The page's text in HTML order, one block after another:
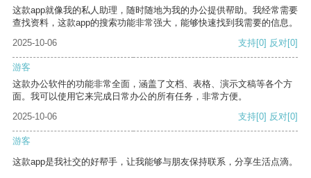
这款app就像我的私人助理，随时随地为我的办公提供帮助。我经常需要
查找资料，这款app的搜索功能非常强大，能够快速找到我需要的信息。
2025-10-06
支持[0] 反对[0]
游客
这款办公软件的功能非常全面，涵盖了文档、表格、演示文稿等各个方
面。我可以使用它来完成日常办公的所有任务，非常方便。
2025-10-06
支持[0] 反对[0]
游客
这款app是我社交的好帮手，让我能够与朋友保持联系，分享生活点滴。